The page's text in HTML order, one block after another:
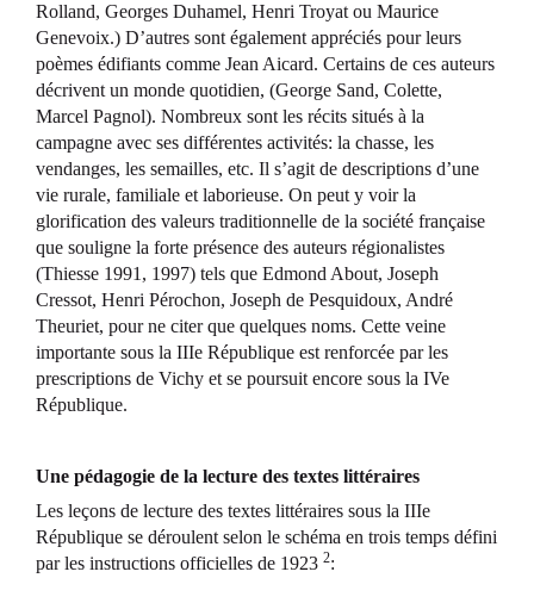
Rolland, Georges Duhamel, Henri Troyat ou Maurice
Genevoix.) D’autres sont également appréciés pour leurs
poèmes édifiants comme Jean Aicard. Certains de ces auteurs
décrivent un monde quotidien, (George Sand, Colette,
Marcel Pagnol). Nombreux sont les récits situés à la
campagne avec ses différentes activités: la chasse, les
vendanges, les semailles, etc. Il s’agit de descriptions d’une
vie rurale, familiale et laborieuse. On peut y voir la
glorification des valeurs traditionnelle de la société française
que souligne la forte présence des auteurs régionalistes
(Thiesse 1991, 1997) tels que Edmond About, Joseph
Cressot, Henri Pérochon, Joseph de Pesquidoux, André
Theuriet, pour ne citer que quelques noms. Cette veine
importante sous la IIIe République est renforcée par les
prescriptions de Vichy et se poursuit encore sous la IVe
République.
Une pédagogie de la lecture des textes littéraires
Les leçons de lecture des textes littéraires sous la IIIe
République se déroulent selon le schéma en trois temps défini
par les instructions officielles de 1923 2: